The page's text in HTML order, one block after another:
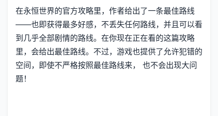
在永恒世界的官方攻略里，作者给出了一条最佳路线
——也即获得最多好感，不丢失任何路线，并且可以看
到几乎全部剧情的路线。在你现在正在看的这篇攻略
里，会给出最佳路线。不过，游戏也提供了允许犯错的
空间，即使不严格按照最佳路线来， 也不会出现大问
题！